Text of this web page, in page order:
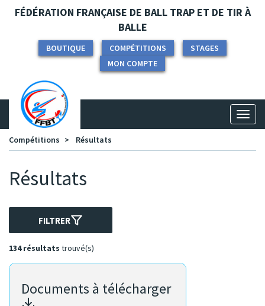
Panneau de gestion des cookies
FÉDÉRATION FRANÇAISE DE BALL TRAP ET DE TIR À
BALLE
BOUTIQUE COMPÉTITIONS
STAGES
MON COMPTE
Compétitions
Résultats
Résultats
FILTRER
134 résultats trouvé(s)
Documents à télécharger